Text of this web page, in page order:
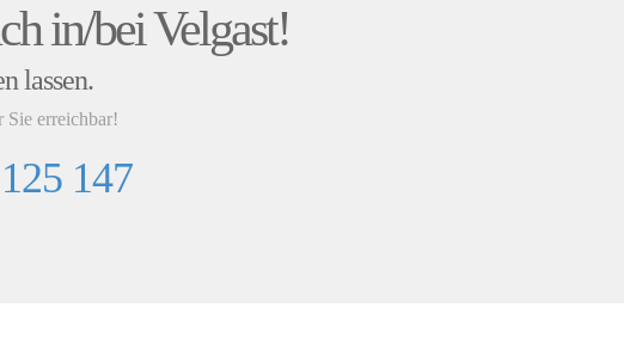
in/bei Velgast!
lassen.
erreichbar!
147